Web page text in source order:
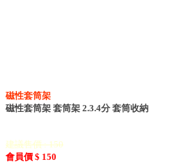
磁性套筒架
磁性套筒架 套筒架 2.3.4分 套筒收納
建議售價 : 150
會員價 $ 150